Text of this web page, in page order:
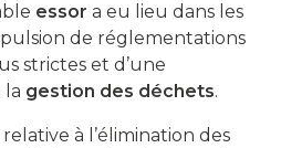
essor a eu lieu dans les
de réglementations
strictes et d’une
la gestion des déchets.
relative à l’élimination des